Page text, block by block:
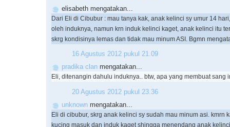
elisabeth mengatakan...
Dari Eli di Cibubur : mau tanya kak, anak kelinci sy umur 14
oleh induknya, namun krn induk kelinci kaget, anak kelinci itu
skrg kondisinya lemas dan tidak mau minum ASI. Bgmn
16 Agustus 2012 pukul 21.09
pradika clan mengatakan...
Eli, ditenangin dahulu induknya.. btw, apa yang membuat sang
20 Agustus 2012 pukul 23.36
unknown mengatakan...
Eli di cibubur, skrg anak kelinci sy sudah mau minum asi. kmrn
kucing masuk dan induk kaget shingga menendang anak